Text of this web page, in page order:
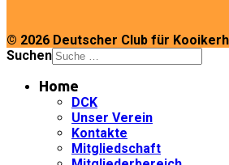
© 2026 Deutscher Club für
Suchen
Home
DCK
Unser Verein
Kontakte
Mitgliedschaft